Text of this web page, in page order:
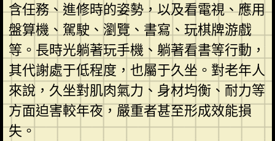
含任務、進修時的姿勢，以及看電視、應用
盤算機、駕駛、瀏覽、書寫、玩棋牌游戲
等。長時光躺著玩手機、躺著看書等行動，
其代謝處于低程度，也屬于久坐。對老年人
來說，久坐對肌肉氣力、身材均衡、耐力等
方面迫害較年夜，嚴重者甚至形成效能損
失。